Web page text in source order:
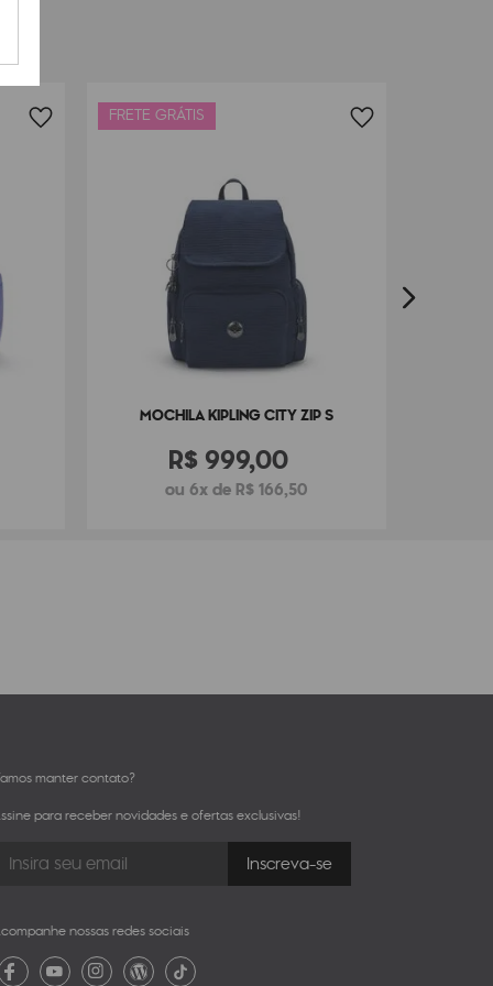
FRETE GRÁTIS
MOCHILA KIPLING CITY ZIP S
R$ 999,00
ou 6x de R$ 166,50
manter contato?
para receber novidades e ofertas exclusivas!
nossas redes sociais